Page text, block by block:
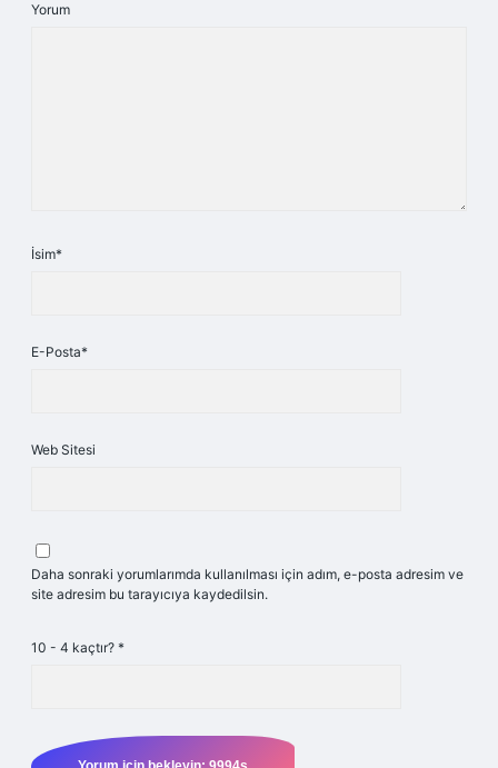
Yorum
İsim*
E-Posta*
Web Sitesi
Daha sonraki yorumlarımda kullanılması için adım, e-posta adresim ve
site adresim bu tarayıcıya kaydedilsin.
10 - 4 kaçtır? *